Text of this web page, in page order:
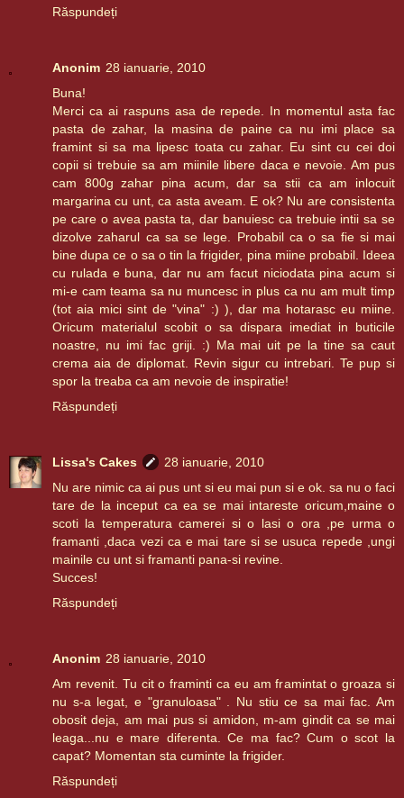
Răspundeți
Anonim 28 ianuarie, 2010
Buna!
Merci ca ai raspuns asa de repede. In momentul asta fac
pasta de zahar, la masina de paine ca nu imi place sa
framint si sa ma lipesc toata cu zahar. Eu sint cu cei doi
copii si trebuie sa am miinile libere daca e nevoie. Am pus
cam 800g zahar pina acum, dar sa stii ca am inlocuit
margarina cu unt, ca asta aveam. E ok? Nu are consistenta
pe care o avea pasta ta, dar banuiesc ca trebuie intii sa se
dizolve zaharul ca sa se lege. Probabil ca o sa fie si mai
bine dupa ce o sa o tin la frigider, pina miine probabil. Ideea
cu rulada e buna, dar nu am facut niciodata pina acum si
mi-e cam teama sa nu muncesc in plus ca nu am mult timp
(tot aia mici sint de "vina" :) ), dar ma hotarasc eu miine.
Oricum materialul scobit o sa dispara imediat in buticile
noastre, nu imi fac griji. :) Ma mai uit pe la tine sa caut
crema aia de diplomat. Revin sigur cu intrebari. Te pup si
spor la treaba ca am nevoie de inspiratie!
Răspundeți
Lissa's Cakes
28 ianuarie, 2010
Nu are nimic ca ai pus unt si eu mai pun si e ok. sa nu o faci
tare de la inceput ca ea se mai intareste oricum,maine o
scoti la temperatura camerei si o lasi o ora ,pe urma o
framanti ,daca vezi ca e mai tare si se usuca repede ,ungi
mainile cu unt si framanti pana-si revine.
Succes!
Răspundeți
Anonim 28 ianuarie, 2010
Am revenit. Tu cit o framinti ca eu am framintat o groaza si
nu s-a legat, e "granuloasa" . Nu stiu ce sa mai fac. Am
obosit deja, am mai pus si amidon, m-am gindit ca se mai
leaga...nu e mare diferenta. Ce ma fac? Cum o scot la
capat? Momentan sta cuminte la frigider.
Răspundeți